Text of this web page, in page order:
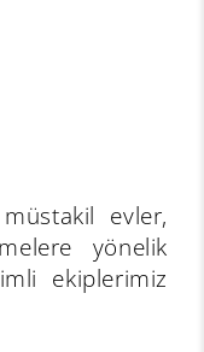
evler,
yönelik
ekiplerimiz